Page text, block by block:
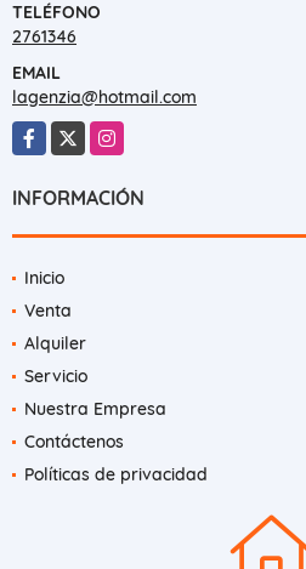
TELÉFONO
2761346
EMAIL
lagenzia@hotmail.com
Facebook
X Instagram
INFORMACIÓN
Inicio
Venta
Alquiler
Servicio
Nuestra Empresa
Contáctenos
Políticas de privacidad